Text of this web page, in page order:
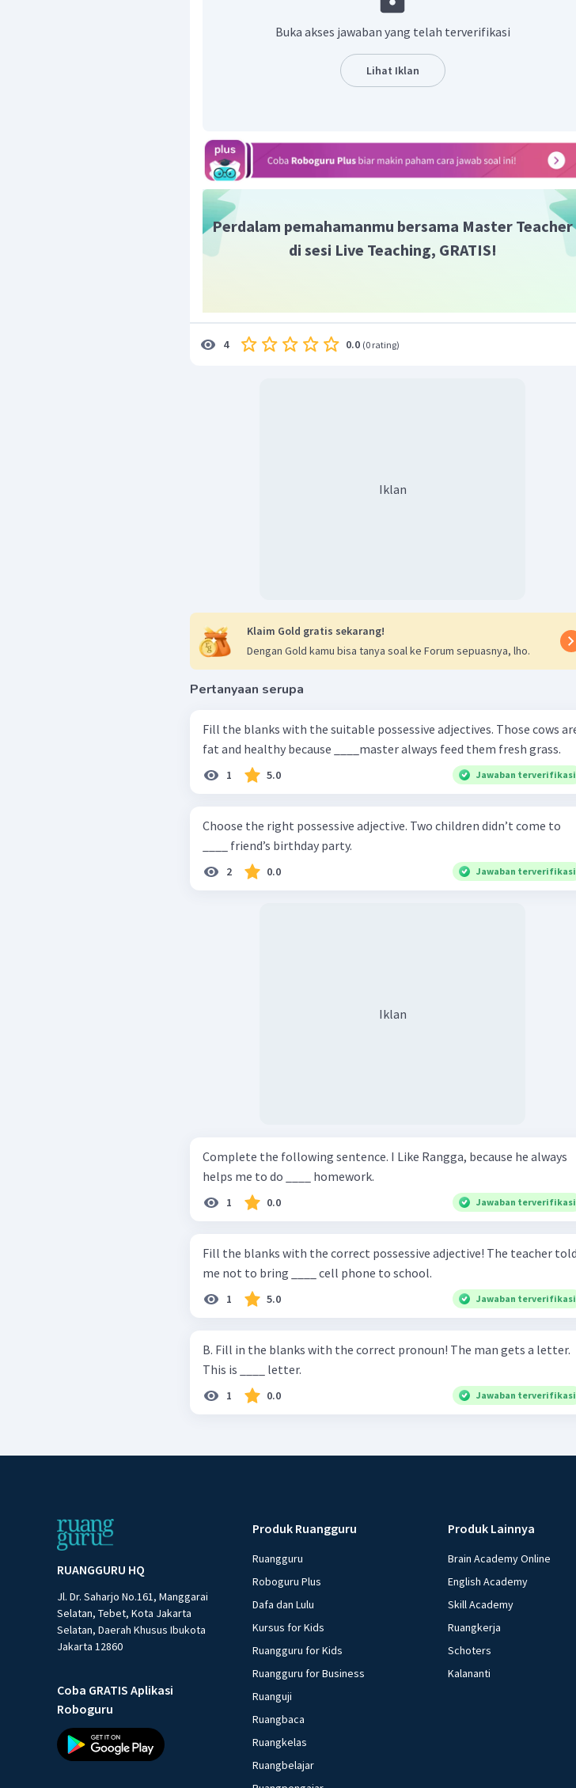
Buka akses jawaban yang telah terverifikasi
Lihat Iklan
Perdalam pemahamanmu bersama Master Teacher
di sesi Live Teaching, GRATIS!
4 0.0 (0 rating)
Iklan
Klaim Gold gratis sekarang!
Dengan Gold kamu bisa tanya soal ke Forum sepuasnya, lho.
Pertanyaan serupa
Fill the blanks with the suitable possessive adjectives. Those cows are
fat and healthy because ____master always feed them fresh grass.
1 5.0 Jawaban terverifikasi
Choose the right possessive adjective. Two children didn’t come to
____ friend’s birthday party.
2 0.0 Jawaban terverifikasi
Iklan
Complete the following sentence. I Like Rangga, because he always
helps me to do ____ homework.
1 0.0 Jawaban terverifikasi
Fill the blanks with the correct possessive adjective! The teacher told
me not to bring ____ cell phone to school.
1 5.0 Jawaban terverifikasi
B. Fill in the blanks with the correct pronoun! The man gets a letter.
This is ____ letter.
1 0.0 Jawaban terverifikasi
RUANGGURU HQ
Jl. Dr. Saharjo No.161, Manggarai
Selatan, Tebet, Kota Jakarta
Selatan, Daerah Khusus Ibukota
Jakarta 12860
Coba GRATIS Aplikasi
Roboguru
Produk Ruangguru
Ruangguru
Roboguru Plus
Dafa dan Lulu
Kursus for Kids
Ruangguru for Kids
Ruangguru for Business
Ruanguji
Ruangbaca
Ruangkelas
Ruangbelajar
Produk Lainnya
Brain Academy Online
English Academy
Skill Academy
Ruangkerja
Schoters
Kalananti